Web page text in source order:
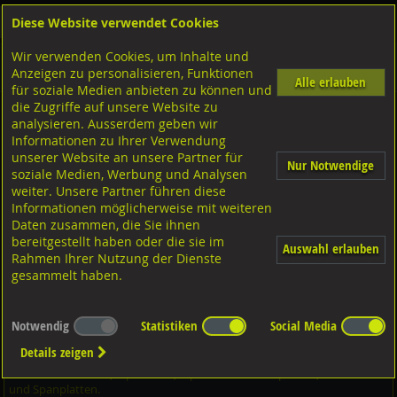
Shop Dübeltechnik Nylondübel Diverse Ausführungen
Fischer Universaldübel Duopower
FISCHER Universaldübel DUOPOWER, Nylon 2K 6x50
geeignet für:Beton, Voll- und Hochlochziegeln, Naturstein, Kalksand-
Voll- und Lochstein, Gipskarton, Gipsbau und -faserplatten, Hohldecken
und Spanplatten.
Diese Website verwendet Cookies
Wir verwenden Cookies, um Inhalte und
Anzeigen zu personalisieren, Funktionen
für soziale Medien anbieten zu können und
die Zugriffe auf unsere Website zu
analysieren. Ausserdem geben wir
Informationen zu Ihrer Verwendung
unserer Website an unsere Partner für
soziale Medien, Werbung und Analysen
weiter. Unsere Partner führen diese
Informationen möglicherweise mit weiteren
Daten zusammen, die Sie ihnen
bereitgestellt haben oder die sie im
Rahmen Ihrer Nutzung der Dienste
gesammelt haben.
Alle erlauben
Nur Notwendige
Auswahl erlauben
Notwendig Statistiken
Social Media
Details zeigen